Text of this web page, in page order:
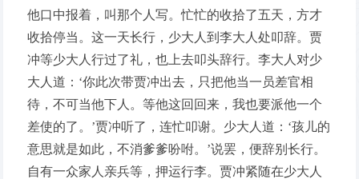
他口中报着，叫那个人写。忙忙的收拾了五天，方才
收拾停当。这一天长行，少大人到李大人处叩辞。贾
冲等少大人行过了礼，也上去叩头辞行。李大人对少
大人道：‘你此次带贾冲出去，只把他当一员差官相
待，不可当他下人。等他这回回来，我也要派他一个
差使的了。’贾冲听了，连忙叩谢。少大人道：‘孩儿的
意思就是如此，不消爹爹吩咐。’说罢，便辞别长行。
自有一众家人亲兵等，押运行李。贾冲紧随在少大人